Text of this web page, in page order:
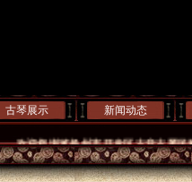
古琴展示 新闻动态
欢迎您浏览扬州市开发区古音古琴民族